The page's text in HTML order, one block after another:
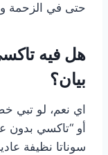
حتى في الزحمة
هل فيه
بيان؟
اي نعم، لو تبي
أو “تاكسي بدون
سوناتا نظيفة